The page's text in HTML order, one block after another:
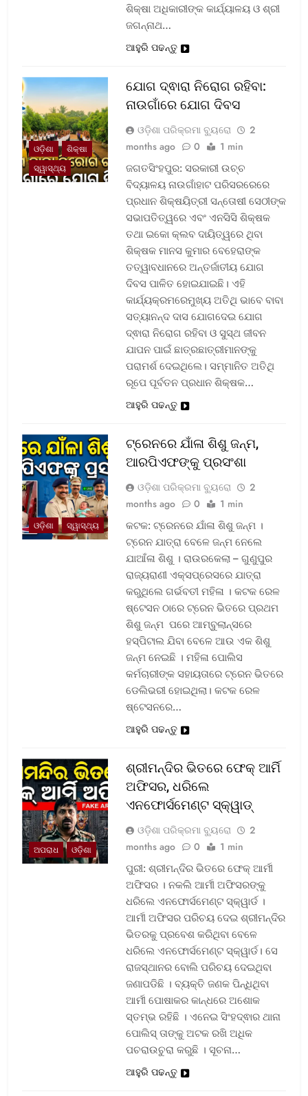
ଶିକ୍ଷା ଅଧିକାରୀଙ୍କ କାର୍ଯ୍ୟାଳୟ ଓ ଶ୍ରୀ
ଜଗନ୍ନାଥ…
ଆହୁରି ପଢନ୍ତୁ
ଓଡ଼ିଶା
ଶିକ୍ଷା
ସ୍ୱାସ୍ଥ୍ୟ
ଯୋଗ ଦ୍ଵାରା ନିରୋଗ ରହିବା:
ନାଉଗାଁରେ ଯୋଗ ଦିବସ
ଓଡ଼ିଶା ପରିକ୍ରମା ବ୍ୟୁରୋ
2
months ago
0 1 min
ଜଗତସିଂହପୁର: ସରକାରୀ ଉଚ୍ଚ
ବିଦ୍ୟାଳୟ ନାଉଗାଁହାଟ ପରିସରରେରେ
ପ୍ରଧାନ ଶିକ୍ଷୟିତ୍ରୀ ସନ୍ତୋଷୀ ସେଠୀଙ୍କ
ସଭାପତିତ୍ୱରେ ଏବଂ ଏନସିସି ଶିକ୍ଷକ
ତଥା ଇକୋ କ୍ଲବ ଦାୟିତ୍ୱରେ ଥିବା
ଶିକ୍ଷକ ମାନସ କୁମାର ବେହେରାଙ୍କ
ତତ୍ୱାବଧାନରେ ଅନ୍ତର୍ଜାତୀୟ ଯୋଗ
ଦିବସ ପାଳିତ ହୋଇଯାଇଛି। ଏହି
କାର୍ଯ୍ୟକ୍ରମରେମୁଖ୍ୟ ଅତିଥି ଭାବେ ବାବା
ସତ୍ୟାନନ୍ଦ ଦାସ ଯୋଗଦେଇ ଯୋଗ
ଦ୍ଵାରା ନିରୋଗ ରହିବା ଓ ସୁସ୍ଥ ଜୀବନ
ଯାପନ ପାଇଁ ଛାତ୍ରଛାତ୍ରୀମାନଙ୍କୁ
ପରାମର୍ଶ ଦେଇଥିଲେ। ସମ୍ମାନିତ ଅତିଥି
ରୂପେ ପୂର୍ବତନ ପ୍ରଧାନ ଶିକ୍ଷକ…
ଆହୁରି ପଢନ୍ତୁ
ଓଡ଼ିଶା ସ୍ୱାସ୍ଥ୍ୟ
ଟ୍ରେନରେ ଯାଁଳା ଶିଶୁ ଜନ୍ମ,
ଆରପିଏଫଙ୍କୁ ପ୍ରସଂଶା
ଓଡ଼ିଶା ପରିକ୍ରମା ବ୍ୟୁରୋ
2
months ago
0 1 min
କଟକ: ଟ୍ରେନରେ ଯାଁଳା ଶିଶୁ ଜନ୍ମ ।
ଟ୍ରେନ ଯାତ୍ରା ବେଳେ ଜନ୍ମ ନେଲେ
ଯାଆଁଳା ଶିଶୁ । ରାଉରକେଲା – ଗୁଣୁପୁର
ରାଜ୍ୟରାଣୀ ଏକ୍ସପ୍ରେସରେ ଯାତ୍ରା
କରୁଥିଲେ ଗର୍ଭବତୀ ମହିଳା । କଟକ ରେଳ
ଷ୍ଟେସନ ଠାରେ ଟ୍ରେନ ଭିତରେ ପ୍ରଥମ
ଶିଶୁ ଜନ୍ମ ପରେ ଆମ୍ବୁଲାନ୍ସରେ
ହସ୍ପିଟାଲ ଯିବା ବେଳେ ଆଉ ଏକ ଶିଶୁ
ଜନ୍ମ ନେଇଛି । ମହିଳା ପୋଲିସ
କର୍ମଚାରୀଙ୍କ ସହାୟତାରେ ଟ୍ରେନ ଭିତରେ
ଡେଲିଭରୀ ହୋଇଥିଲା। କଟକ ରେଳ
ଷ୍ଟେସନରେ…
ଆହୁରି ପଢନ୍ତୁ
ଅପରାଧ ଓଡ଼ିଶା
ଶ୍ରୀମନ୍ଦିର ଭିତରେ ଫେକ୍ ଆର୍ମି
ଅଫିସର, ଧରିଲେ
ଏନଫୋର୍ସମେଣ୍ଟ ସ୍କ୍ୱାଡ୍‌
ଓଡ଼ିଶା ପରିକ୍ରମା ବ୍ୟୁରୋ
2
months ago
0 1 min
ପୁରୀ: ଶ୍ରୀମନ୍ଦିର ଭିତରେ ଫେକ୍ ଆର୍ମୀ
ଅଫିସର । ନକଲି ଆର୍ମୀ ଅଫିସରଙ୍କୁ
ଧରିଲେ ଏନଫୋର୍ସମେଣ୍ଟ ସ୍କ୍ୱାର୍ଡ ।
ଆର୍ମୀ ଅଫିସର ପରିଚୟ ଦେଇ ଶ୍ରୀମନ୍ଦିର
ଭିତରକୁ ପ୍ରବେଶ କରିଥିବା ବେଳେ
ଧରିଲେ ଏନଫୋର୍ସମେଣ୍ଟ ସ୍କ୍ୱାର୍ଡ। ସେ
ରାଜସ୍ଥାନର ବୋଲି ପରିଚୟ ଦେଇଥିବା
ଜଣାପଡିଛି । ବ୍ୟକ୍ତି ଜଣକ ପିନ୍ଧିଥିବା
ଆର୍ମୀ ପୋଷାକର କାନ୍ଧରେ ଅଶୋକ
ସ୍ତମ୍ଭ ରହିଛି । ଏନେଇ ସିଂହଦ୍ଵାର ଥାନା
ପୋଲିସ୍ ତାଙ୍କୁ ଅଟକ ରଖି ଅଧିକ
ପଚରାଉଚୁରା କରୁଛି । ସୂଚନା…
ଆହୁରି ପଢନ୍ତୁ